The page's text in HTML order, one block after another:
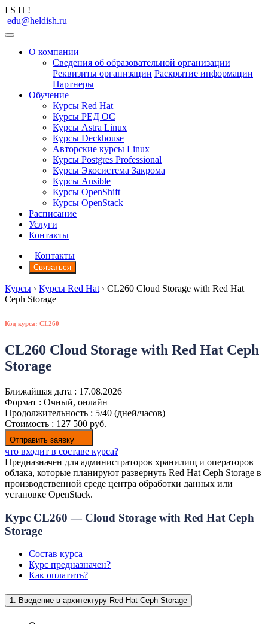
I S H !
edu@heldish.ru
О компании
Сведения об образовательной организации
Реквизиты организации Раскрытие информации
Партнеры
Обучение
Курсы Red Hat
Курсы РЕД ОС
Курсы Astra Linux
Курсы Deckhouse
Авторские курсы Linux
Курсы Postgres Professional
Курсы Экосистема Закрома
Курсы Ansible
Курсы OpenShift
Курсы OpenStack
Расписание
Услуги
Контакты
Контакты
Связаться
Курсы › Курсы Red Hat › CL260 Cloud Storage with Red Hat
Ceph Storage
Код курса: CL260
CL260 Cloud Storage with Red Hat Ceph
Storage
Ближайшая дата : 17.08.2026
Формат : Очный, онлайн
Продолжительность : 5/40 (дней/часов)
Стоимость : 127 500 руб.
Отправить заявку
что входит в составе курса?
Предназначен для администраторов хранилищ и операторов
облака, которые планируют развернуть Red Hat Ceph Storage в
производственной среде центра обработки данных или
установке OpenStack.
Курс CL260 — Cloud Storage with Red Hat Ceph
Storage
Состав курса
Курс предназначен?
Как оплатить?
1. Введение в архитектуру Red Hat Ceph Storage